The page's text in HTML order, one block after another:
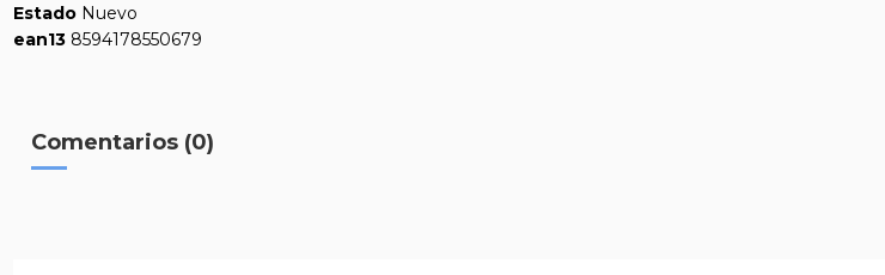
Estado Nuevo
ean13 8594178550679
Comentarios (0)